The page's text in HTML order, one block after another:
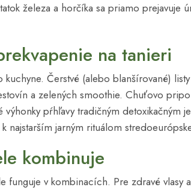
železa a horčíka sa priamo prejavuje
na tanieri
Čerstvé (alebo blanšírované)
a zelených smoothie. Chuťovo
pŕhľavy tradičným detoxikačným
najstarším jarným rituálom
kombinuje
funguje v kombinacích. Pre zdravé vlasy